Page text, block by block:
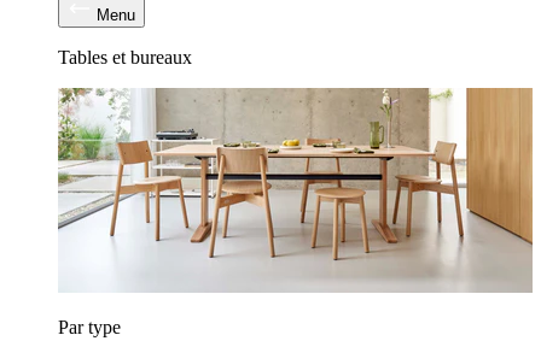
Menu
Tables et bureaux
Par type